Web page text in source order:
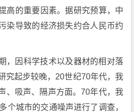
高的重要因素。据研究预算，中
染导致的经济损失约合人民币约
，因科学技术以及器材的相对落
究起步较晚，20世纪70年代，我
、吸声、隔声方面。70年代，我
个城市的交通噪声进行了调查，